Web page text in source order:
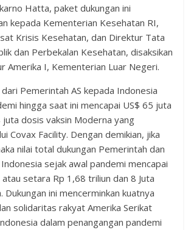
Hatta, paket dukungan ini
kepada Kementerian Kesehatan RI,
Krisis Kesehatan, dan Direktur Tata
dan Perbekalan Kesehatan, disaksikan
Amerika I, Kementerian Luar Negeri.
Pemerintah AS kepada Indonesia
hingga saat ini mencapai US$ 65 juta
juta dosis vaksin Moderna yang
Covax Facility. Dengan demikian, jika
nilai total dukungan Pemerintah dan
sejak awal pandemi mencapai
setara Rp 1,68 triliun dan 8 Juta
Dukungan ini mencerminkan kuatnya
solidaritas rakyat Amerika Serikat
dalam penangangan pandemi